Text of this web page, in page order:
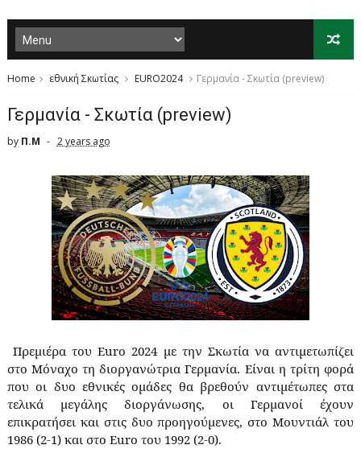
Home εθνική Σκωτίας EURO2024 Γερμανία - Σκωτία (preview)
Γερμανία - Σκωτία (preview)
by Π.Μ 2 years ago
Πρεμιέρα τουEuro 2024 με την Σκωτία να αντιμετωπίζει
στο Μόναχο τη διοργανώτρια Γερμανία. Είναι η τρίτη φορά
που οι δυο εθνικές ομάδες θα βρεθούν αντιμέτωπες στα
τελικά μεγάλης διοργάνωσης, οι Γερμανοί έχουν
επικρατήσει και στις δυο προηγούμενες, στο Μουντιάλ του
1986 (2-1) και στο Euro του 1992 (2-0).